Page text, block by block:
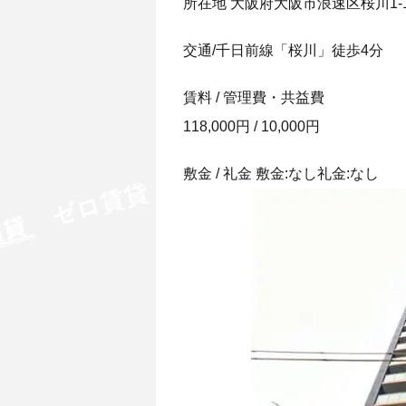
交通/千日前線「桜川」徒歩4分
賃料 / 管理費・共益費
118,000円 / 10,000円
敷金 / 礼金 敷金:なし礼金:なし